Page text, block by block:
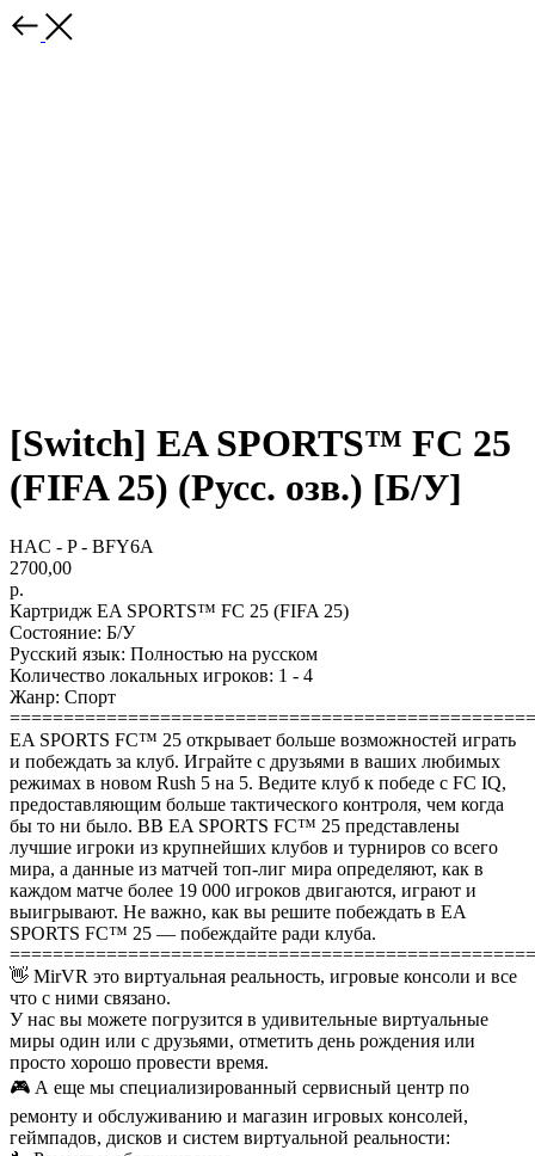
[Switch] EA SPORTS™ FC 25
(FIFA 25) (Русс. озв.) [Б/У]
HAC - P - BFY6A
2700,00
р.
Картридж EA SPORTS™ FC 25 (FIFA 25)
Состояние: Б/У
Русский язык: Полностью на русском
Количество локальных игроков: 1 - 4
Жанр: Спорт
EA SPORTS FC™ 25 открывает больше возможностей играть
и побеждать за клуб. Играйте с друзьями в ваших любимых
режимах в новом Rush 5 на 5. Ведите клуб к победе с FC IQ,
предоставляющим больше тактического контроля, чем когда
бы то ни было. ВВ EA SPORTS FC™ 25 представлены
лучшие игроки из крупнейших клубов и турниров со всего
мира, а данные из матчей топ-лиг мира определяют, как в
каждом матче более 19 000 игроков двигаются, играют и
выигрывают. Не важно, как вы решите побеждать в EA
SPORTS FC™ 25 — побеждайте ради клуба.
👋 MirVR это виртуальная реальность, игровые консоли и все
что с ними связано.
У нас вы можете погрузится в удивительные виртуальные
миры один или с друзьями, отметить день рождения или
просто хорошо провести время.
🎮 А еще мы специализированный сервисный центр по
ремонту и обслуживанию и магазин игровых консолей,
геймпадов, дисков и систем виртуальной реальности: